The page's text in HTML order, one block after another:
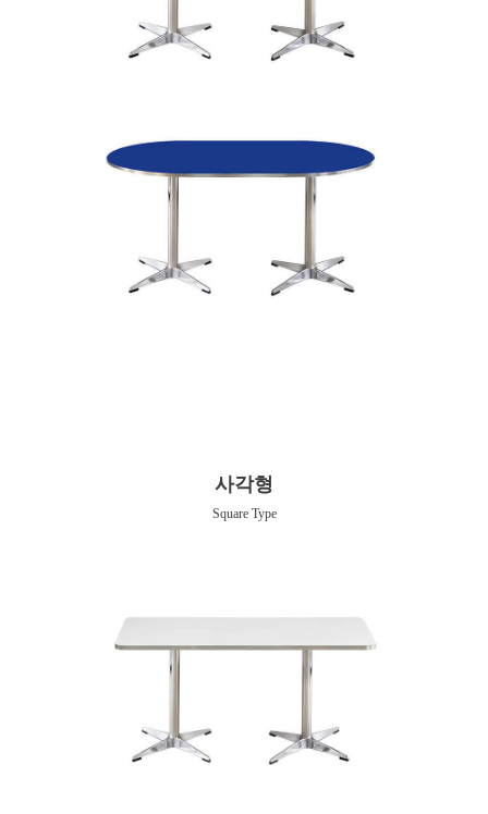
사각형
Square Type